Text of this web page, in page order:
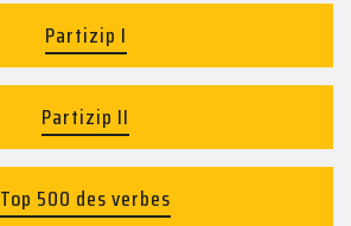
Partizip I
Partizip II
Top 500 des verbes